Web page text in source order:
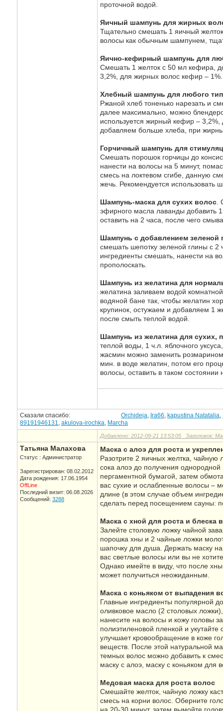
проточной водой.
Яичный шампунь для жирных
Тщательно смешать 1 яичный
волосы как обычным шампунем,
Яично-кефирный шампунь для
Смешать 1 желток с 50 мл кефира,
3,2%, для жирных волос кефир –
Хлебный шампунь для любого
Ржаной хлеб тоненько нарезать и
далее максимально, можно
используется жирный кефир –
добавляем больше хлеба, при
Горчичный шампунь для
Смешать порошок горчицы до
нанести на волосы на 5 минут,
смесь на локтевом сгибе, данную
жечь. Рекомендуется использовать
Шампунь-маска для сухих волос
эфирного масла лаванды добавить
оставить на 2 часа, после чего
Шампунь с добавлением зеленой
смешать шепотку зеленой глины с
ингредиенты смешать, нанести на
прополоскать.
Шампунь из желатина для
желатина заливаем водой
водяной бане так, чтобы желатин
крупинок, остужаем и добавляем 1
после смыть теплой водой.
Шампунь из желатина для сухих,
теплой воды, 1 ч.л. яблочного
жасмин можно заменить
мин. в воде желатин, потом его
волосы, оставить в таком
Сказали спасибо: Orchideja, Ira66, kapustina Natatalia,
89191946131, akulova-irochka, Marcha
Добавлено: 2012-09-21 13:53:05 Заголовок:
Татьяна Малахова
Статус : Администратор
Зарегистрирован: 08.02.2012
Дата рождения: 17.06.1954
OffLine
Последний визит: 06.08.2026
Сообщений: 3288
Маска с алоэ для роста и
Разотрите 2 яичных желтка,
сока алоэ до получения
пергаментной бумагой, затем
вас сухие и ослабленные волосы –
длине (в этом случае объем
сделать перед посещением сауны:
Маска с хной для роста и блеска
Залейте столовую ложку чайной
порошка хны и 2 чайные ложки
шапочку для душа. Держать маску
вас светлые волосы или вы не
Однако имейте в виду, что после
может получиться неожиданным.
Маска с коньяком от выпадения
Главные ингредиенты популярной
оливковое масло (2 столовых
нанесите на волосы и кожу головы
полиэтиленовой пленкой и
улучшает кровообращение в коже
веществ. После этой натуральной
темных волос можно добавить к
маску с алоэ, маску с коньяком для
Медовая маска для роста волос
Смешайте желток, чайную ложку
смесь на корни волос. Оберните